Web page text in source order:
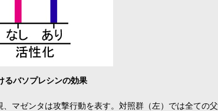
るバソプレシンの効果
マゼンタは攻撃行動を表す。対照群（左）では全ての父